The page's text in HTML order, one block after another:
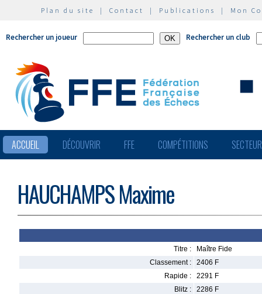
Plan du site | Contact | Publications | Mon
Rechercher un joueur Rechercher un club
ACCUEIL DÉCOUVRIR FFE COMPÉTITIONS
HAUCHAMPS Maxime
Titre :
Maître Fide
Classement :
2406 F
Rapide :
2291 F
Blitz :
2286 F